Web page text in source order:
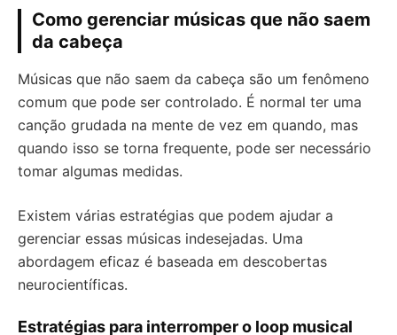
Como gerenciar músicas que não saem
da cabeça
Músicas que não saem da cabeça são um fenômeno
comum que pode ser controlado. É normal ter uma
canção grudada na mente de vez em quando, mas
quando isso se torna frequente, pode ser necessário
tomar algumas medidas.
Existem várias estratégias que podem ajudar a
gerenciar essas músicas indesejadas. Uma
abordagem eficaz é baseada em descobertas
neurocientíficas.
Estratégias para interromper o loop musical